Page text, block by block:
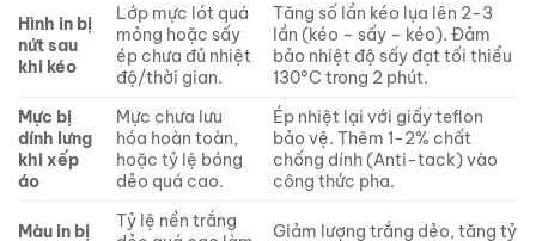
Hình in bị
nứt sau
khi kéo
Lớp mực lót quá
mỏng hoặc sấy
ép chưa đủ nhiệt
độ/thời gian.
Tăng số lần kéo lụa lên 2-3
lần (kéo – sấy – kéo). Đảm
bảo nhiệt độ sấy đạt tối thiểu
130°C trong 2 phút.
Mực bị
dính lưng
khi xếp
áo
Mực chưa lưu
hóa hoàn toàn,
hoặc tỷ lệ bóng
dẻo quá cao.
Ép nhiệt lại với giấy teflon
bảo vệ. Thêm 1-2% chất
chống dính (Anti-tack) vào
công thức pha.
Màu in bị
Tỷ lệ nền trắng
Giảm lượng trắng dẻo, tăng tỷ